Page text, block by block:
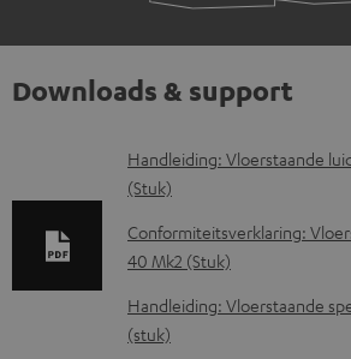
Downloads & support
D
o
w
n
l
o
Handleiding: Vloerstaande
(Stuk)
Conformiteitsverklaring:
40 Mk2 (Stuk)
Handleiding: Vloerstaande
(stuk)